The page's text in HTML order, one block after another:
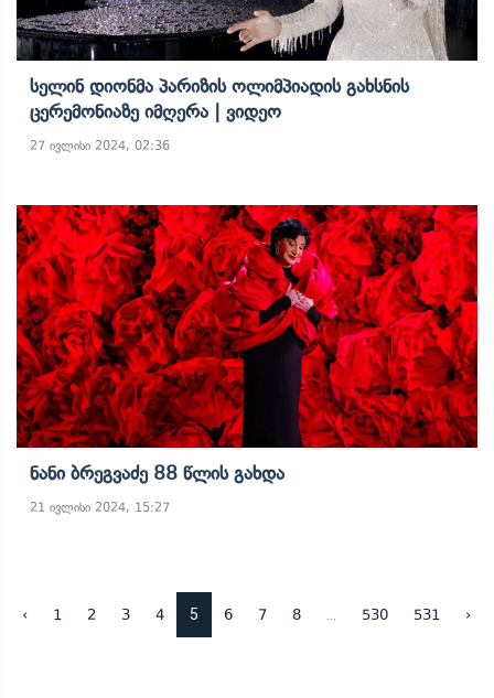
Სელინ Დიონმა Პარიზის Ოლიმპიადის Გახსნის
Ცერემონიაზე Იმღერა | Ვიდეო
27 ივლისი 2024, 02:36
Ნანი Ბრეგვაძე 88 Წლის Გახდა
21 ივლისი 2024, 15:27
‹ 1 2 3 4 5 6 7 8 530 531 ›